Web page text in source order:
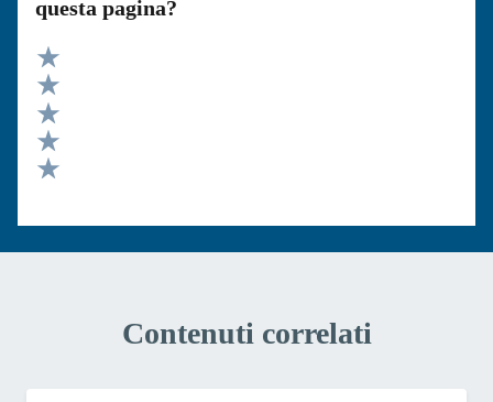
questa pagina?
Valuta 5 stelle su 5
Valuta 4 stelle su 5
Valuta 3 stelle su 5
Valuta 2 stelle su 5
Contenuti correlati